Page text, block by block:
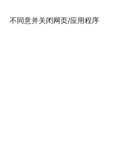
不同意并关闭网页/应用程序